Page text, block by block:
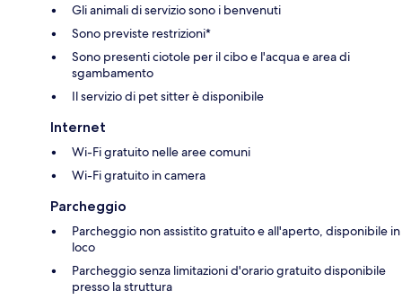
Gli animali di servizio sono i benvenuti
Sono previste restrizioni*
Sono presenti ciotole per il cibo e l'acqua e area di
sgambamento
Il servizio di pet sitter è disponibile
Internet
Wi-Fi gratuito nelle aree comuni
Wi-Fi gratuito in camera
Parcheggio
Parcheggio non assistito gratuito e all'aperto, disponibile in
loco
Parcheggio senza limitazioni d'orario gratuito disponibile
presso la struttura